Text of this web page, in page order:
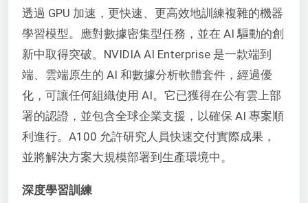
透過 GPU 加速，更快速、更高效地訓練複雜的機器
學習模型。應對數據密集型任務，並在 AI 驅動的創
新中取得突破。 NVIDIA AI Enterprise 是一款端到
端、雲端原生的 AI 和數據分析軟體套件，經過優
化，可讓任何組織使用 AI。它已獲得在公有雲上部
署的認證，並包含全球企業支援，以確保 AI 專案順
利進行。A100 允許研究人員快速交付實際成果，
並將解決方案大規模部署到生產環境中。
深度學習訓練